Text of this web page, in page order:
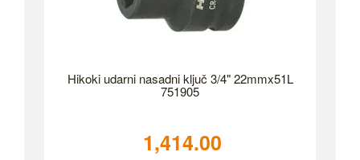
Hikoki udarni nasadni ključ 3/4" 22mmx51L
751905
1,414.00